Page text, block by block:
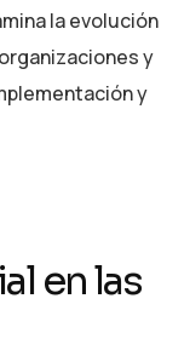
la evolución
y
y
en las